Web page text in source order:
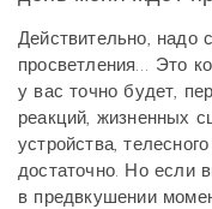
Действительно, надо
просветления… Это
у вас точно будет,
реакций, жизненных
устройства,
достаточно. Но если
в предвкушении